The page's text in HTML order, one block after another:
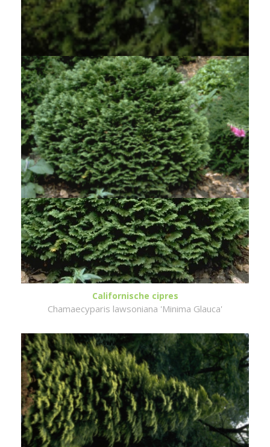
Californische cipres
Chamaecyparis lawsoniana 'Dik's Weeping'
Californische cipres
Chamaecyparis lawsoniana 'Minima Glauca'